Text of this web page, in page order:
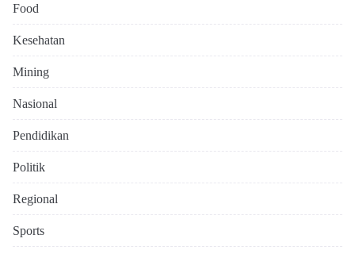
Food
Kesehatan
Mining
Nasional
Pendidikan
Politik
Regional
Sports